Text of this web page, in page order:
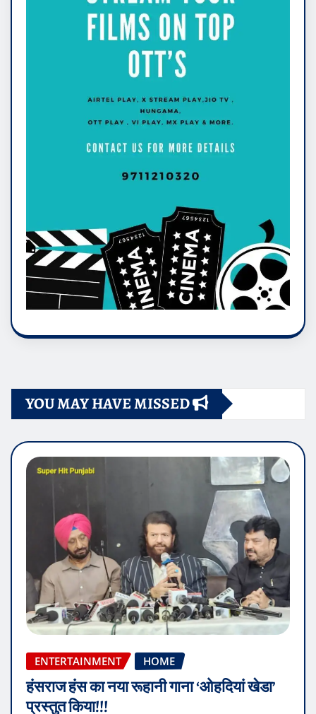
YOU MAY HAVE MISSED
ENTERTAINMENT HOME
हंसराज हंस का नया रूहानी गाना ‘ओहदियां खेडा’
प्रस्तुत किया!!!